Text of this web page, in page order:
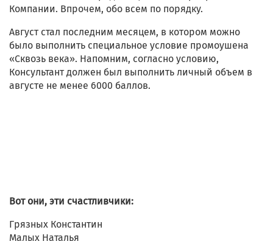
Компании. Впрочем, обо всем по порядку.
Август стал последним месяцем, в котором можно
было выполнить специальное условие промоушена
«Сквозь века». Напомним, согласно условию,
Консультант должен был выполнить личный объем в
августе не менее 6000 баллов.
Вот они, эти счастливчики:
Грязных Константин
Малых Наталья